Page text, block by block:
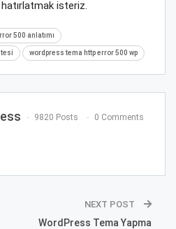
isteriz.
500 anlatımı
wordpress tema http error 500 wp
9820 Posts 0 Comments
NEXT POST
WordPress Tema Yapma